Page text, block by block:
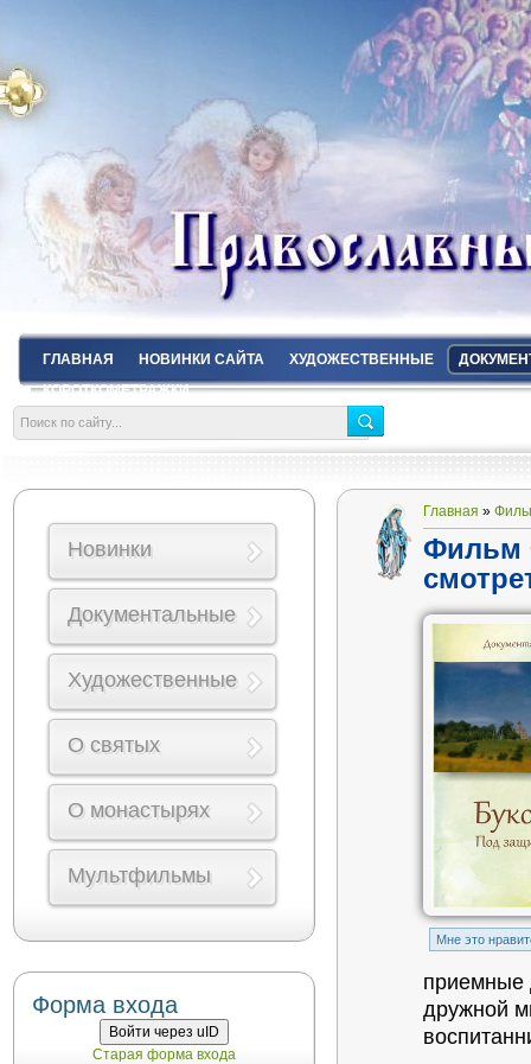
ГЛАВНАЯ НОВИНКИ САЙТА ХУДОЖЕСТВЕННЫЕ
КОРОТКОМЕТРАЖКИ
Главная »
Фильм
Mне это
приемные
дружной
Новинки
Документальные
Художественные
О святых
О монастырях
Мультфильмы
Форма входа
Войти через uID
Старая форма входа